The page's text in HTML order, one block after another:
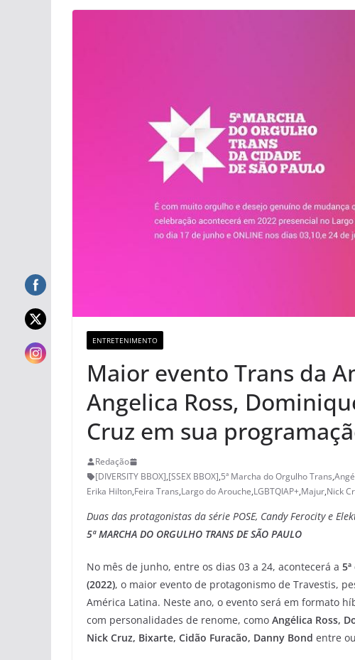
ENTRETENIMENTO
Maior evento Trans da
Angelica Ross,
Cruz em sua
Redação
[DIVERSITY BBOX],[SSEX BBOX],5ª Marcha do Orgulho Trans,
Erika Hilton,Feira Trans,Largo do Arouche,LGBTQIAP+,Majur,Nick
Duas das protagonistas da série POSE, Candy Ferocity e
5ª MARCHA DO ORGULHO TRANS DE SÃO PAULO
No mês de junho, entre os dias 03 a 24, acontecerá a
(2022), o maior evento de protagonismo de Travestis,
América Latina. Neste ano, o evento será em formato
com personalidades de renome, como Angélica Ross,
Nick Cruz, Bixarte, Cidão Furacão, Danny Bond entre